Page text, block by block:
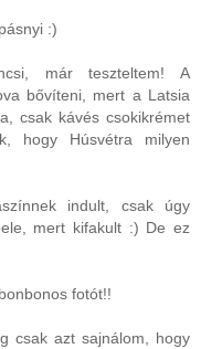
:)
már teszteltem! A
bővíteni, mert a Latsia
csak kávés csokikrémet
hogy Húsvétra milyen
indult, csak úgy
mert kifakult :) De ez
fotót!!
csak azt sajnálom, hogy